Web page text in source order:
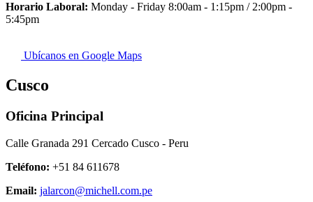
Horario Laboral: Monday - Friday 8:00am - 1:15pm / 2:00pm -
5:45pm
Ubícanos en Google Maps
Cusco
Oficina Principal
Calle Granada 291 Cercado Cusco - Peru
Teléfono: +51 84 611678
Email: jalarcon@michell.com.pe